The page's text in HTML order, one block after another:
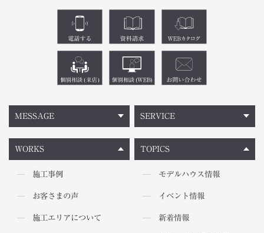
MESSAGE
WORKS
施工事例
お客さまの声
施工エリアについて
TOPICS
モデルハウス情報
イベント情報
新着情報
SERVICE